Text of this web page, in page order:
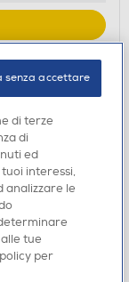
multicolore
di terze
di
ed
interessi,
analizzare le
tue
per
senza accettare